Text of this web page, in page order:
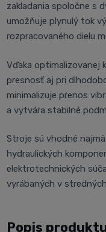
zakladania spoločne s
umožňuje plynulý tok
rozpracovaného dielu
Vďaka optimalizovanej
presnosť aj pri
minimalizuje prenos
a vytvára stabilné
Stroje sú vhodné
hydraulických
elektrotechnických
vyrábaných v
Popis